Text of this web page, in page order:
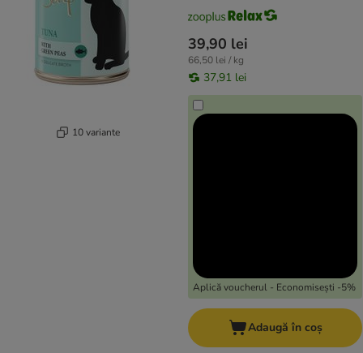
10 variante
39,90 lei
66,50 lei / kg
37,91 lei
Aplică voucherul - Economisești -5%
Adaugă în coș